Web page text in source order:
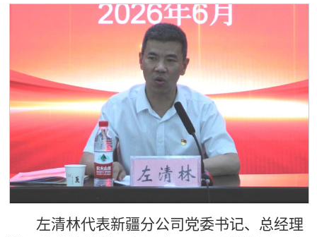
左清林代表新疆分公司党委书记、总经理